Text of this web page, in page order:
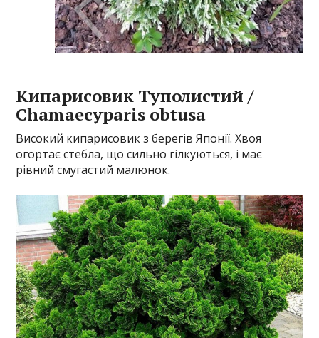
Кипарисовик Туполистий /
Chamaecyparis obtusa
Високий кипарисовик з берегів Японії. Хвоя
огортає стебла, що сильно гілкуються, і має
рівний смугастий малюнок.